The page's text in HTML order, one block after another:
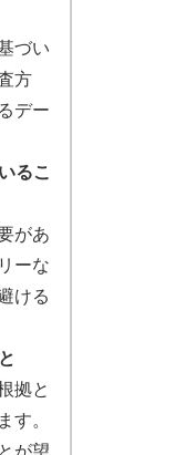
づい
方
デー
るこ
があ
ーな
ける
拠と
す。
が望